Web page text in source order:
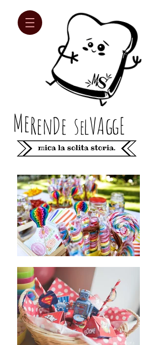
MeRenDe selVAggE